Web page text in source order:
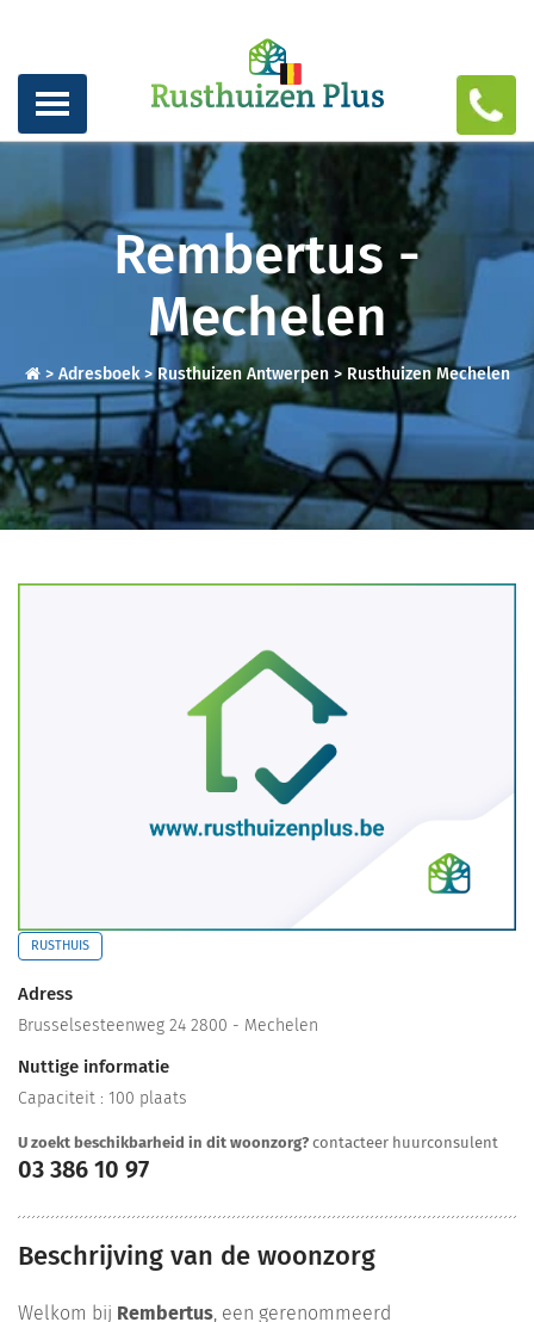
Rembertus -
Mechelen
> Adresboek>Rusthuizen Antwerpen> Rusthuizen Mechelen
RUSTHUIS
Adress
Brusselsesteenweg 24 2800 - Mechelen
Nuttige informatie
Capaciteit : 100 plaats
U zoekt beschikbarheid in dit woonzorg? contacteer huurconsulent
03 386 10 97
Beschrijving van de woonzorg
Welkom bij Rembertus , een gerenommeerd